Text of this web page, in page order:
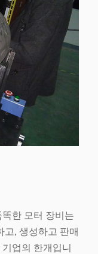
한 모터 장비는
고, 생성하고 판매
업의 한개입니